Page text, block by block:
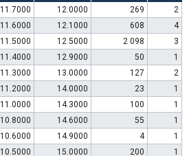
11.7000 12.0000 269
2
11.6000 12.1000 608
4
11.5000 12.5000 2 098
3
11.4000 12.9000 50
1
11.3000 13.0000 127
2
11.2000 14.0000 23
1
11.0000 14.3000 100
1
10.8000 14.6000 55
1
10.6000 14.9000 4
1
10.5000 15.0000 200 1